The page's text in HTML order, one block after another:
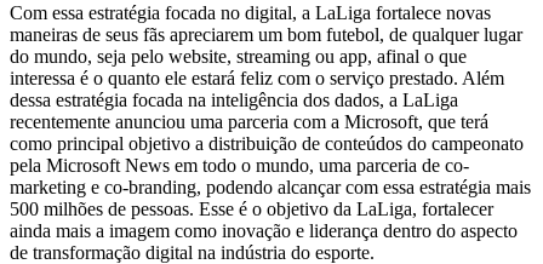
Com essa estratégia focada no digital, a LaLiga fortalece novas
maneiras de seus fãs apreciarem um bom futebol, de qualquer lugar
do mundo, seja pelo website, streaming ou app, afinal o que
interessa é o quanto ele estará feliz com o serviço prestado. Além
dessa estratégia focada na inteligência dos dados, a LaLiga
recentemente anunciou uma parceria com a Microsoft, que terá
como principal objetivo a distribuição de conteúdos do campeonato
pela Microsoft News em todo o mundo, uma parceria de co-
marketing e co-branding, podendo alcançar com essa estratégia mais
500 milhões de pessoas. Esse é o objetivo da LaLiga, fortalecer
ainda mais a imagem como inovação e liderança dentro do aspecto
de transformação digital na indústria do esporte.